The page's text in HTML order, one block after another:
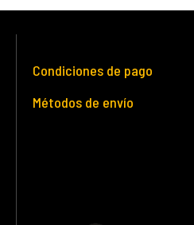
Condiciones de pago
Métodos de envío